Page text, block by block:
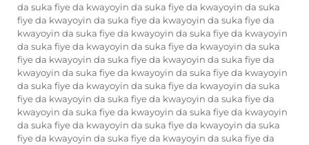
da suka fiye da kwayoyin da suka fiye da kwayoyin da suka
fiye da kwayoyin da suka fiye da kwayoyin da suka fiye da
kwayoyin da suka fiye da kwayoyin da suka fiye da kwayoyin
da suka fiye da kwayoyin da suka fiye da kwayoyin da suka
fiye da kwayoyin da suka fiye da kwayoyin da suka fiye da
kwayoyin da suka fiye da kwayoyin da suka fiye da kwayoyin
da suka fiye da kwayoyin da suka fiye da kwayoyin da suka
fiye da kwayoyin da suka fiye da kwayoyin da suka fiye da
kwayoyin da suka fiye da kwayoyin da suka fiye da kwayoyin
da suka fiye da kwayoyin da suka fiye da kwayoyin da suka
fiye da kwayoyin da suka fiye da kwayoyin da suka fiye da